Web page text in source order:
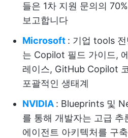
들은 1차 지원 문의의
보고합니다
Microsoft : 기업 tools
는 Copilot 필드 가이드,
레이스, GitHub Copilot
포괄적인 생태계
NVIDIA : Blueprints 및
를 통해 개발자는 고급
에이전트 아키텍처를 구